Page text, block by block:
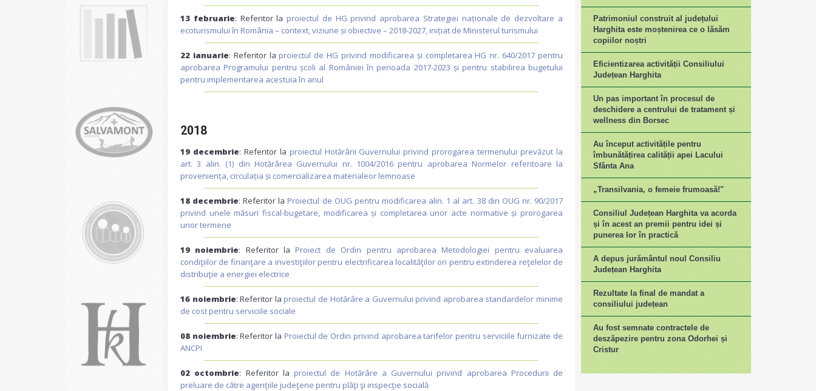
13 februarie: Referitor la proiectul de HG privind aprobarea Strategiei naționale de dezvoltare a
ecoturismului în România – context, viziune și obiective – 2018-2027, inițiat de Ministerul turismului
22 ianuarie: Referitor la proiectul de HG privind modificarea și completarea HG nr. 640/2017 pentru
aprobarea Programului pentru școli al României în perioada 2017-2023 și pentru stabilirea bugetului
pentru implementarea acestuia în anul
2018
19 decembrie: Referitor la proiectul Hotărârii Guvernului privind prorogarea termenului prevăzut la
art. 3 alin. (1) din Hotărârea Guvernului nr. 1004/2016 pentru aprobarea Normelor referitoare la
proveniența, circulația și comercializarea materialeor lemnoase
18 decembrie: Referitor la Proiectul de OUG pentru modificarea alin. 1 al art. 38 din OUG nr. 90/2017
privind unele măsuri fiscal-bugetare, modificarea și completarea unor acte normative și prorogarea
unor termene
19 noiembrie: Referitor la Proiect de Ordin pentru aprobarea Metodologiei pentru evaluarea
condiţiilor de finanţare a investiţiilor pentru electrificarea localităţilor ori pentru extinderea reţelelor de
distribuţie a energiei electrice
16 noiembrie: Referitor la proiectul de Hotărâre a Guvernului privind aprobarea standardelor minime
de cost pentru serviciile sociale
08 noiembrie: Referitor la Proiectul de Ordin privind aprobarea tarifelor pentru serviciile furnizate de
ANCPI
02 octombrie: Referitor la proiectul de Hotărâre a Guvernului privind aprobarea Procedurii de
preluare de către agenţiile judeţene pentru plăţi şi inspecţie socială
Patrimoniul construit al județului
Harghita este moștenirea ce o lăsăm
copiilor noștri
Eficientizarea activității Consiliului
Județean Harghita
Un pas important în procesul de
deschidere a centrului de tratament și
wellness din Borsec
Au început activitățile pentru
îmbunătățirea calității apei Lacului
Sfânta Ana
„Transilvania, o femeie frumoasă!"
Consiliul Județean Harghita va acorda
și în acest an premii pentru idei și
punerea lor în practică
A depus jurământul noul Consiliu
Județean Harghita
Rezultate la final de mandat a
consiliului județean
Au fost semnate contractele de
deszăpezire pentru zona Odorhei și
Cristur